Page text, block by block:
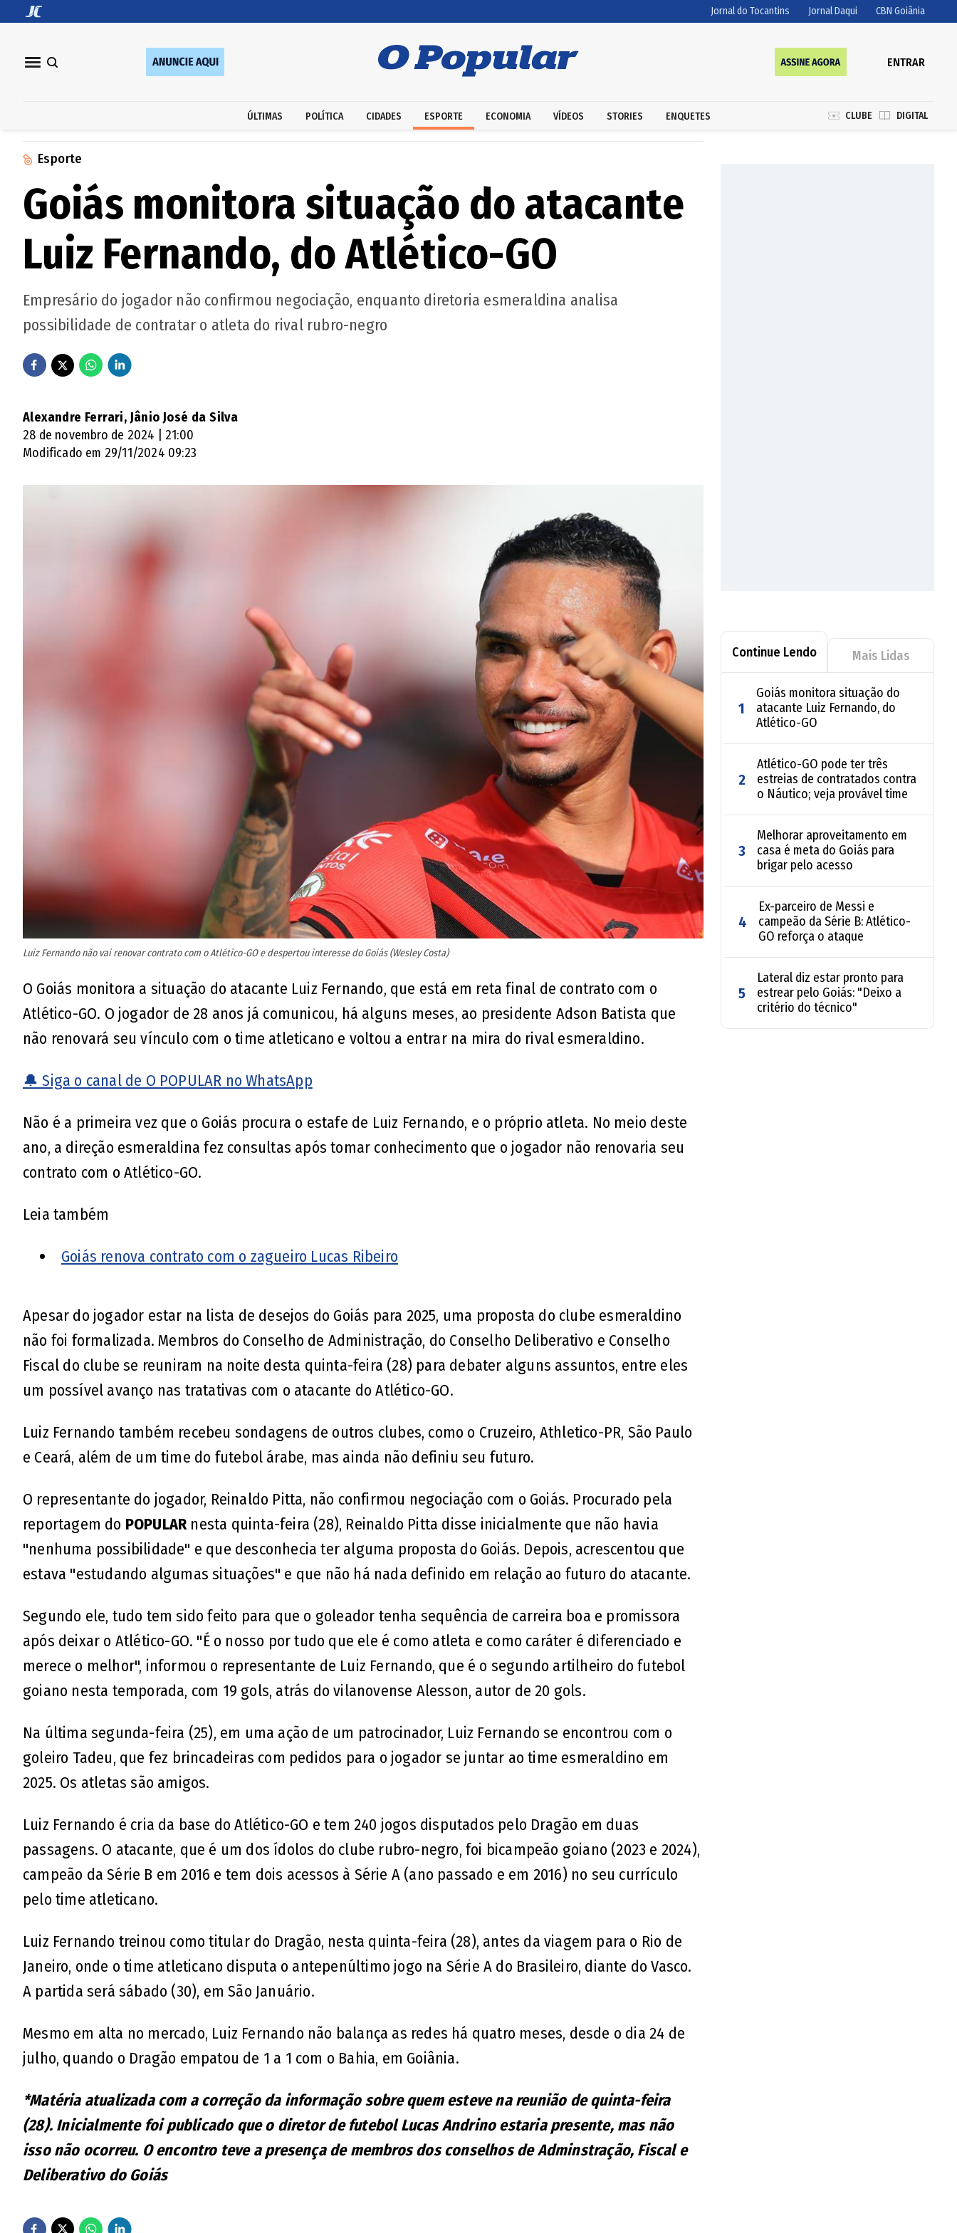
Jornal do Tocantins Jornal Daqui CBN Goiânia
ENTRAR
ÚLTIMAS POLÍTICA CIDADES ESPORTE ECONOMIA VÍDEOS STORIES ENQUETES CLUBE DIGITAL
Esporte
Goiás monitora situação do atacante
Luiz Fernando, do Atlético-GO
Empresário do jogador não confirmou negociação, enquanto diretoria esmeraldina analisa
possibilidade de contratar o atleta do rival rubro-negro
Alexandre Ferrari, Jânio José da Silva
28 de novembro de 2024 | 21:00
Modificado em 29/11/2024 09:23
Luiz Fernando não vai renovar contrato com o Atlético-GO e despertou interesse do Goiás (Wesley Costa)
O Goiás monitora a situação do atacante Luiz Fernando, que está em reta final de contrato com o
Atlético-GO. O jogador de 28 anos já comunicou, há alguns meses, ao presidente Adson Batista que
não renovará seu vínculo com o time atleticano e voltou a entrar na mira do rival esmeraldino.
🔔 Siga o canal de O POPULAR no WhatsApp
Não é a primeira vez que o Goiás procura o estafe de Luiz Fernando, e o próprio atleta. No meio deste
ano, a direção esmeraldina fez consultas após tomar conhecimento que o jogador não renovaria seu
contrato com o Atlético-GO.
Leia também
Goiás renova contrato com o zagueiro Lucas Ribeiro
Apesar do jogador estar na lista de desejos do Goiás para 2025, uma proposta do clube esmeraldino
não foi formalizada. Membros do Conselho de Administração, do Conselho Deliberativo e Conselho
Fiscal do clube se reuniram na noite desta quinta-feira (28) para debater alguns assuntos, entre eles
um possível avanço nas tratativas com o atacante do Atlético-GO.
Luiz Fernando também recebeu sondagens de outros clubes, como o Cruzeiro, Athletico-PR, São Paulo
e Ceará, além de um time do futebol árabe, mas ainda não definiu seu futuro.
O representante do jogador, Reinaldo Pitta, não confirmou negociação com o Goiás. Procurado pela
reportagem do POPULARnesta quinta-feira (28), Reinaldo Pitta disse inicialmente que não havia
"nenhuma possibilidade" e que desconhecia ter alguma proposta do Goiás. Depois, acrescentou que
estava "estudando algumas situações" e que não há nada definido em relação ao futuro do atacante.
Segundo ele, tudo tem sido feito para que o goleador tenha sequência de carreira boa e promissora
após deixar o Atlético-GO. "É o nosso por tudo que ele é como atleta e como caráter é diferenciado e
merece o melhor", informou o representante de Luiz Fernando, que é o segundo artilheiro do futebol
goiano nesta temporada, com 19 gols, atrás do vilanovense Alesson, autor de 20 gols.
Na última segunda-feira (25), em uma ação de um patrocinador, Luiz Fernando se encontrou com o
goleiro Tadeu, que fez brincadeiras com pedidos para o jogador se juntar ao time esmeraldino em
2025. Os atletas são amigos.
Luiz Fernando é cria da base do Atlético-GO e tem 240 jogos disputados pelo Dragão em duas
passagens. O atacante, que é um dos ídolos do clube rubro-negro, foi bicampeão goiano (2023 e 2024),
campeão da Série B em 2016 e tem dois acessos à Série A (ano passado e em 2016) no seu currículo
pelo time atleticano.
Luiz Fernando treinou como titular do Dragão, nesta quinta-feira (28), antes da viagem para o Rio de
Janeiro, onde o time atleticano disputa o antepenúltimo jogo na Série A do Brasileiro, diante do Vasco.
A partida será sábado (30), em São Januário.
Mesmo em alta no mercado, Luiz Fernando não balança as redes há quatro meses, desde o dia 24 de
julho, quando o Dragão empatou de 1 a 1 com o Bahia, em Goiânia.
*Matéria atualizada com a correção da informação sobre quem esteve na reunião de quinta-feira
(28). Inicialmente foi publicado que o diretor de futebol Lucas Andrino estaria presente, mas não
isso não ocorreu. O encontro teve a presença de membros dos conselhos de Adminstração, Fiscal e
Deliberativo do Goiás
Continue Lendo Mais Lidas
1
Goiás monitora situação do
atacante Luiz Fernando, do
Atlético-GO
2
Atlético-GO pode ter três
estreias de contratados contra
o Náutico; veja provável time
3
Melhorar aproveitamento em
casa é meta do Goiás para
brigar pelo acesso
4
Ex-parceiro de Messi e
campeão da Série B: Atlético-
GO reforça o ataque
5
Lateral diz estar pronto para
estrear pelo Goiás: "Deixo a
critério do técnico"